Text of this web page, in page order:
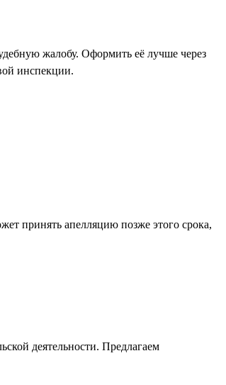
жалобу. Оформить её лучше через
инспекции.
принять апелляцию позже этого срока,
деятельности. Предлагаем